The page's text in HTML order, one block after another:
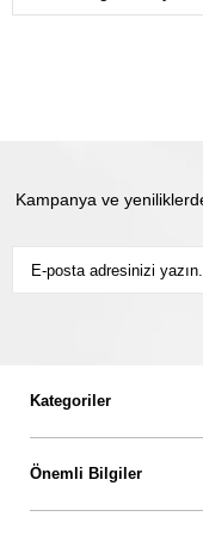
gönderiyoruz.
Kampanya ve
Kategoriler
Önemli Bilgiler